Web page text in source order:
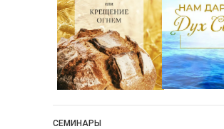
Служителей
Слово Из Слова
Служение
Цитата
СЕМИНАРЫ